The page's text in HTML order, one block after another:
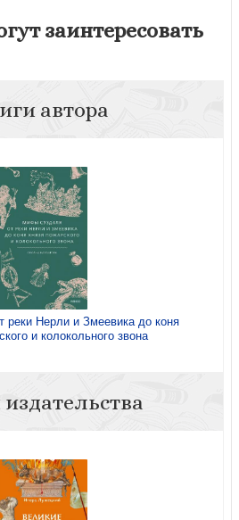
заинтересовать
автора
Нерли и Змеевика до коня
и колокольного звона